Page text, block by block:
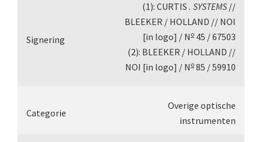
Beck & Beck, ‘popular microscope’
Bianchi, trommelmicroscoop (1869-
Crouch (1870-1890)
Baker, prepareermicroscoop (1870-
Double pillar, Frans (1870-1900)
Signering
(1): CURTIS . SYSTEMS //
BLEEKER / HOLLAND // NOI
[in logo] / N o 45 / 67503
(2): BLEEKER / HOLLAND //
NOI [in logo] / N o 85 / 59910
Categorie
Overige optische
instrumenten